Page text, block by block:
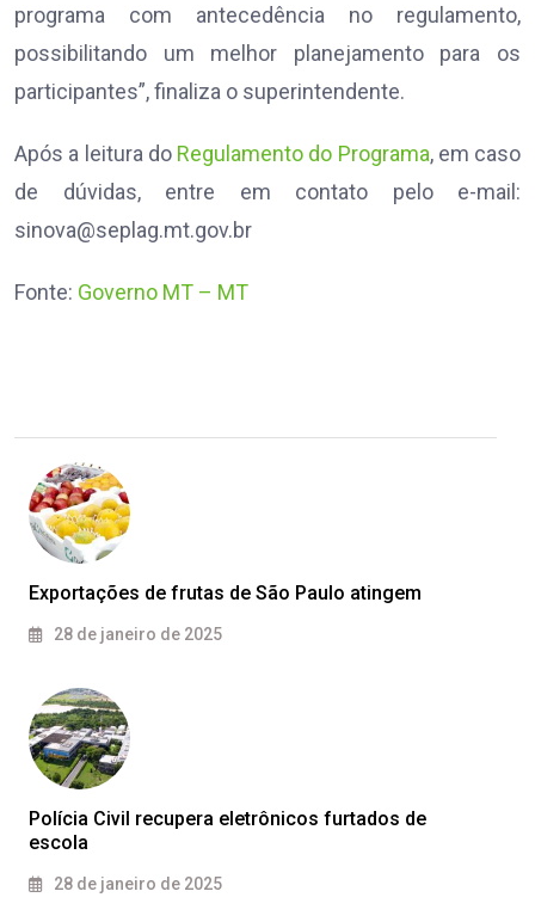
programa com antecedência no regulamento,
possibilitando um melhor planejamento para os
participantes”, finaliza o superintendente.
Após a leitura do Regulamento do Programa, em caso
de dúvidas, entre em contato pelo e-mail:
sinova@seplag.mt.gov.br
Fonte: Governo MT – MT
Exportações de frutas de São Paulo atingem
28 de janeiro de 2025
Polícia Civil recupera eletrônicos furtados de
escola
28 de janeiro de 2025